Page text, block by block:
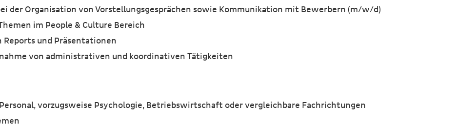
der Organisation von Vorstellungsgesprächen sowie Kommunikation mit Bewerbern (m/w/d)
im People & Culture Bereich
und Präsentationen
von administrativen und koordinativen Tätigkeiten
vorzugsweise Psychologie, Betriebswirtschaft oder vergleichbare Fachrichtungen